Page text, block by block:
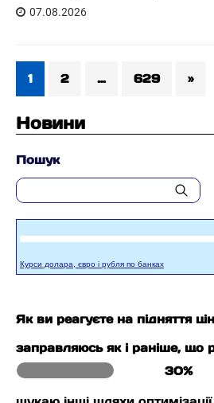
07.08.2026
1 2 … 629 »
Новини
Пошук
Курси долара, євро і рубля по банках
Як ви реагуєте на підняття
заправляюсь як і раніше, що
30%